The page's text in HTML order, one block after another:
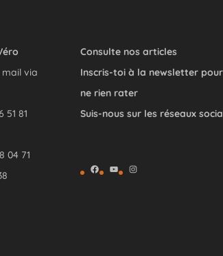
via
51 81
04 71
Consulte nos articles
Inscris-toi à la newsletter pour
ne rien rater
Suis-nous sur les réseaux
Facebook
YouTubeInstagram